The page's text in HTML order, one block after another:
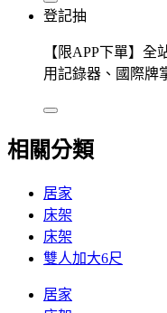
登記抽
【限APP下單】全
用記錄器、國際牌
相關分類
居家
床架
床架
雙人加大6尺
居家